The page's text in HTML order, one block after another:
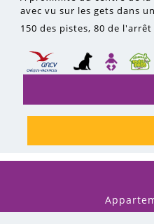
avec vu sur les gets dans
150 des pistes 80 de l'arrêt